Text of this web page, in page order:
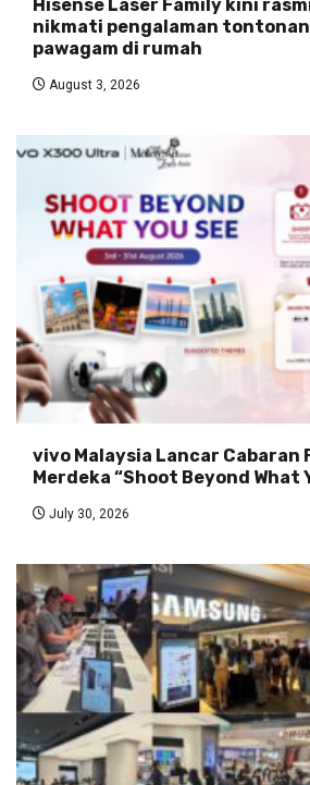
Hisense Laser Family kini
nikmati pengalaman
pawagam di rumah
August 3, 2026
vivo Malaysia Lancar Cabaran
Merdeka “Shoot Beyond What
July 30, 2026